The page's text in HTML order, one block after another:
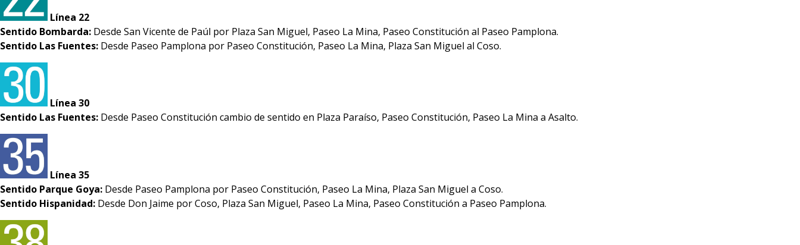
Línea 22
Sentido Bombarda: Desde San Vicente de Paúl por Plaza San Miguel, Paseo La Mina, Paseo Constitución al Paseo Pamplona.
Sentido Las Fuentes: Desde Paseo Pamplona por Paseo Constitución, Paseo La Mina, Plaza San Miguel al Coso.
Línea 30
Sentido Las Fuentes: Desde Paseo Constitución cambio de sentido en Plaza Paraíso, Paseo Constitución, Paseo La Mina a Asalto.
Línea 35
Sentido Parque Goya: Desde Paseo Pamplona por Paseo Constitución, Paseo La Mina, Plaza San Miguel a Coso.
Sentido Hispanidad: Desde Don Jaime por Coso, Plaza San Miguel, Paseo La Mina, Paseo Constitución a Paseo Pamplona.